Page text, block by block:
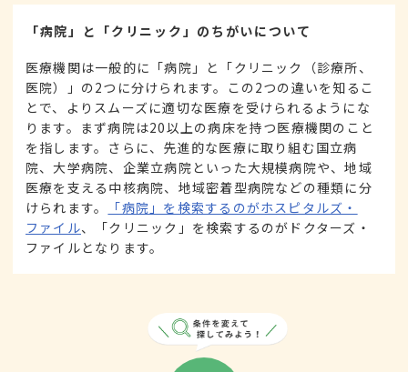
「病院」と「クリニック」のちがいについて
医療機関は一般的に「病院」と「クリニック（診療所、
医院）」の2つに分けられます。この2つの違いを知るこ
とで、よりスムーズに適切な医療を受けられるようにな
ります。まず病院は20以上の病床を持つ医療機関のこと
を指します。さらに、先進的な医療に取り組む国立病
院、大学病院、企業立病院といった大規模病院や、地域
医療を支える中核病院、地域密着型病院などの種類に分
けられます。
「病院」を検索するのがホスピタルズ・
ファイル、「クリニック」を検索するのがドクターズ・
ファイルとなります。